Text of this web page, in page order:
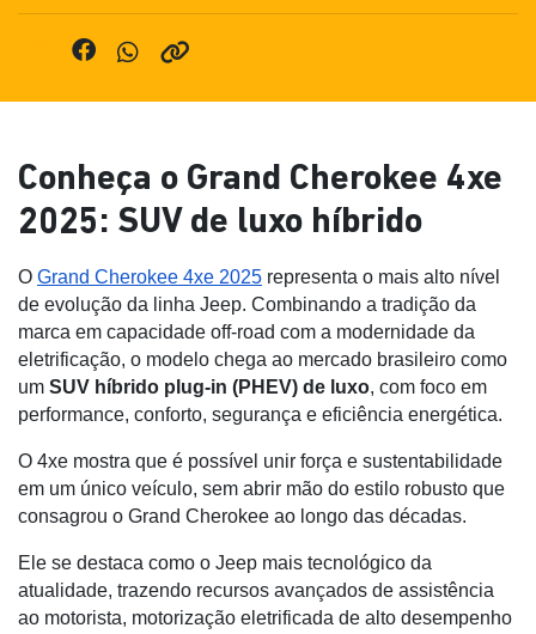
Conheça o Grand Cherokee 4xe
2025: SUV de luxo híbrido
O Grand Cherokee 4xe 2025 representa o mais alto nível
de evolução da linha Jeep. Combinando a tradição da
marca em capacidade off-road com a modernidade da
eletrificação, o modelo chega ao mercado brasileiro como
um SUV híbrido plug-in (PHEV) de luxo, com foco em
performance, conforto, segurança e eficiência energética.
O 4xe mostra que é possível unir força e sustentabilidade
em um único veículo, sem abrir mão do estilo robusto que
consagrou o Grand Cherokee ao longo das décadas.
Ele se destaca como o Jeep mais tecnológico da
atualidade, trazendo recursos avançados de assistência
ao motorista, motorização eletrificada de alto desempenho